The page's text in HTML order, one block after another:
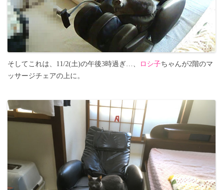
そしてこれは、11/2(土)の午後3時過ぎ…、 ロシ子ちゃんが2階のマ
ッサージチェアの上に。